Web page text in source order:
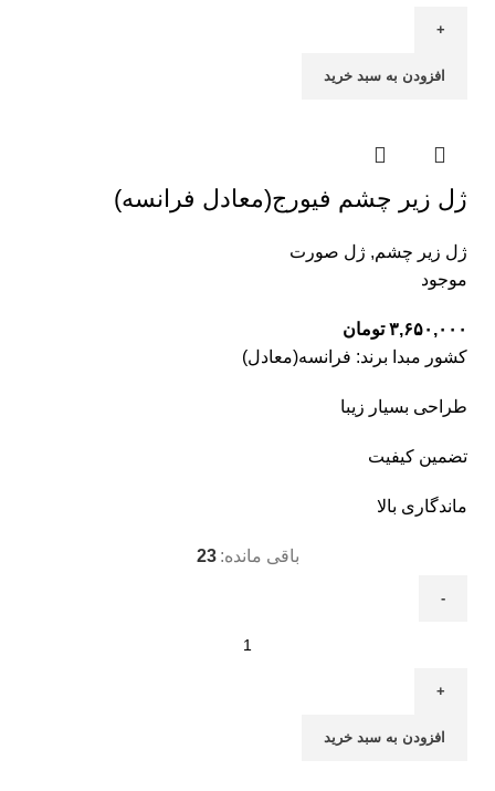
افزودن به سبد خرید
ژل زیر چشم فیورج(معادل فرانسه)
ژل زیر چشم, ژل صورت
موجود
۳,۶۵۰,۰۰۰ تومان
کشور مبدا برند: فرانسه(معادل)
طراحی بسیار زیبا
تضمین کیفیت
ماندگاری بالا
باقی مانده: 23
افزودن به سبد خرید